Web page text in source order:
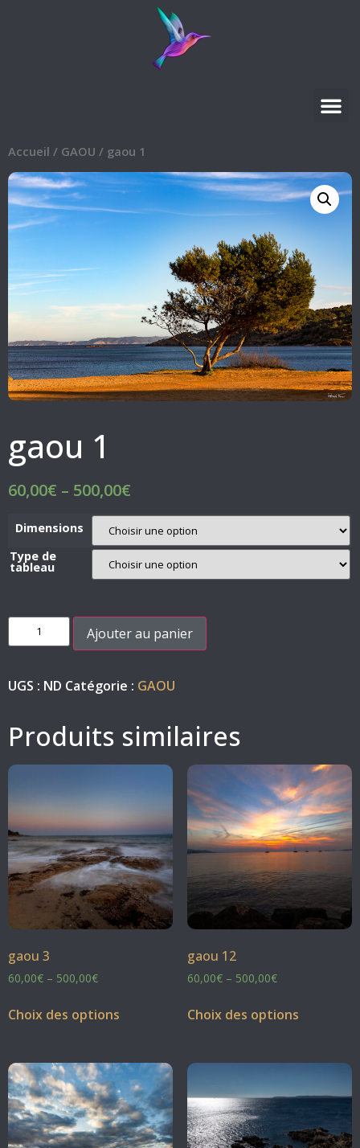
Accueil / GAOU / gaou 1
gaou 1
60,00€ – 500,00€
Dimensions
Type de
tableau
Ajouter au panier
UGS : ND Catégorie : GAOU
Produits similaires
gaou 3
60,00€ – 500,00€
Choix des options
gaou 12
60,00€– 500,00€
Choix des options